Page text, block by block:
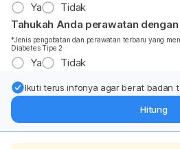
Ya
Tidak
Tahukah Anda perawatan dengan
*Jenis pengobatan dan perawatan terbaru yang
Diabetes Tipe 2
Ya Tidak
Ikuti terus infonya agar berat badan
Hitung